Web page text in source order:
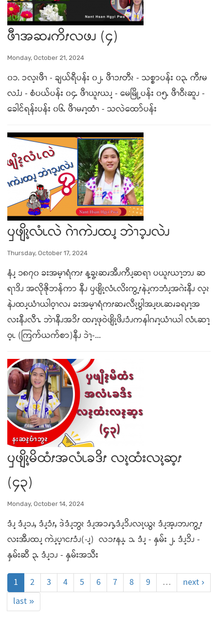
ဖီၫအဆၧကိၭလဖၪ (၄)
Monday, October 21, 2024
၀၁. ၥလ့ၩဖီၫ - ချယ်ရီပန်း ၀၂ႉ ဖီၫၥၭတီၩ - သစ္စာပန်း ၀၃ႉ ကီၭမ
လၨၪ - စံပယ်ပန်း ၀၄ႉ ဖီၫယူၭယၪ့ - မေမြို့ပန်း ၀၅ႉ ဖီၫဝီၩဆူၪ -
ခေါင်ရန်းပန်း ၀၆ႉ ဖီၫမၧၫ့ထံၫ - သလဲထော်ပန်း
ၦဖျိၩ့လံၬလဲ ဂဲၫကဲၪထၪ့ ဘဲၫၥ့ၪလဲၪ
Thursday, October 17, 2024
နံၪ့ ၁၈၇၀ ခးအမ့ၫရံကၭ န့ခၠ့ၩဆၧအီၪကီၪ့ဆရၫ ပယူၭယၫ့ဘၪ ဆ
ရၫဒိၪ အလိုဇိုဘန်ကာ နီၪ ၦဖျိၩ့လံၬလိးကွ့ၭနဲၪ့ကဘံၪ့အဂဲးနီၪ လ့ၩ
နဲၪထၪ့ယံၫယါဝ့ၫလၧ ခးအမ့ၫရံကၭဆၧလီၩ့ဎွါအၪ့ဎၬဆၧခရၧၫ့အ
လးနီၪလီၫႉ ဘဲၫနီၪအၥိၭ ထၧၫ့ဖုဝဲဖျိၩ့ဖိၪၥံၪကနါဂၧၫ့ယံၫယါ လံၬဆၫ့
ဝ့ၬ (ကြက်ယက်စာ)နီၪ ၥဲၫ့-...
ၦဖျိၩ့မိထံၭအလံၬခဒိၭ လၩ့ထံးလၩ့ဆ့ၭ
(၄၃)
Monday, October 14, 2024
ဒံၪ့ ဒံၪ့ၥၪႇ ဒံၪ့ၥံၭႇ ဒဲဒံၪ့ဘွၩ ဒံၪ့အၥၧၫ့ႇဒံၪ့ၥိၪလၩ့ယွၩ ဒံၪ့အ့ၪဘၪကွ့ၭ
လးအီၪထၪ့ ကဲၪ့ပ့ၫငၭၥံၪ(-ၪ့) လၥၭနၪ့ႉ ၁ႉ ဒံၪ့ - နှမ်း ၂ႉ ဒံၪ့ၥိၪ -
နှမ်းဆီ ၃ႉ ဒံၪ့ၥၪ - နှမ်းအသီး
1
2 3 4 5 6 7 8 9 …
next ›
last »